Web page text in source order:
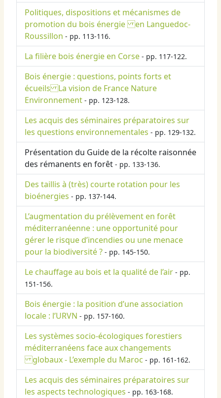
Politiques, dispositions et mécanismes de
promotion du bois énergie en Languedoc-
Roussillon - pp. 113-116.
La filière bois énergie en Corse - pp. 117-122.
Bois énergie : questions, points forts et
écueils La vision de France Nature
Environnement - pp. 123-128.
Les acquis des séminaires préparatoires sur
les questions environnementales - pp. 129-132.
Présentation du Guide de la récolte raisonnée
des rémanents en forêt - pp. 133-136.
Des taillis à (très) courte rotation pour les
bioénergies - pp. 137-144.
L’augmentation du prélèvement en forêt
méditerranéenne : une opportunité pour
gérer le risque d’incendies ou une menace
pour la biodiversité ? - pp. 145-150.
Le chauffage au bois et la qualité de l’air - pp.
151-156.
Bois énergie : la position d’une association
locale : l’URVN - pp. 157-160.
Les systèmes socio-écologiques forestiers
méditerranéens face aux changements
globaux - L’exemple du Maroc - pp. 161-162.
Les acquis des séminaires préparatoires sur
les aspects technologiques - pp. 163-168.